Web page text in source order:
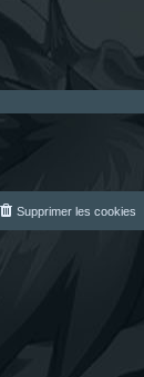
Supprimer les cookies